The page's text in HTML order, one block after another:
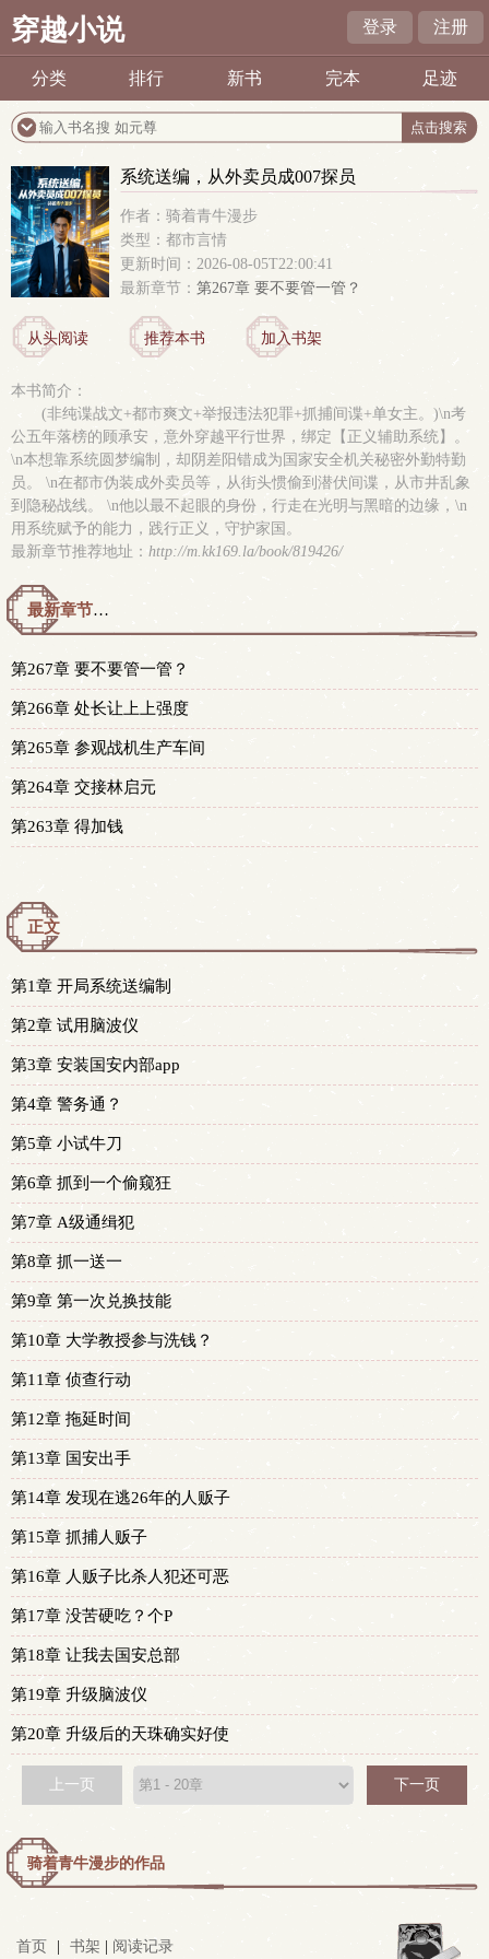
穿越小说 登录 注册
分类 排行 新书 完本 足迹
系统送编，从外卖员成007探员
作者：骑着青牛漫步
类型：都市言情
更新时间：2026-08-05T22:00:41
最新章节： 第267章 要不要管一管？
从头阅读 推荐本书 加入书架
本书简介：
(非纯谍战文+都市爽文+举报违法犯罪+抓捕间谍+单女主。)\n考
公五年落榜的顾承安，意外穿越平行世界，绑定【正义辅助系统】。
\n本想靠系统圆梦编制，却阴差阳错成为国家安全机关秘密外勤特勤
员。 \n在都市伪装成外卖员等，从街头惯偷到潜伏间谍，从市井乱象
到隐秘战线。 \n他以最不起眼的身份，行走在光明与黑暗的边缘，\n
用系统赋予的能力，践行正义，守护家国。
最新章节推荐地址： http://m.kk169.la/book/819426/
最新章节预览 更新时间：2026-08-05T22:00:41
第267章 要不要管一管？
第266章 处长让上上强度
第265章 参观战机生产车间
第264章 交接林启元
第263章 得加钱
正文
第1章 开局系统送编制
第2章 试用脑波仪
第3章 安装国安内部app
第4章 警务通？
第5章 小试牛刀
第6章 抓到一个偷窥狂
第7章 A级通缉犯
第8章 抓一送一
第9章 第一次兑换技能
第10章 大学教授参与洗钱？
第11章 侦查行动
第12章 拖延时间
第13章 国安出手
第14章 发现在逃26年的人贩子
第15章 抓捕人贩子
第16章 人贩子比杀人犯还可恶
第17章 没苦硬吃？个P
第18章 让我去国安总部
第19章 升级脑波仪
第20章 升级后的天珠确实好使
上一页 下一页
骑着青牛漫步的作品
首页 书架 阅读记录